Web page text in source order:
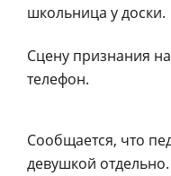
школьница у доски.
Сцену признания
телефон.
Сообщается, что
девушкой